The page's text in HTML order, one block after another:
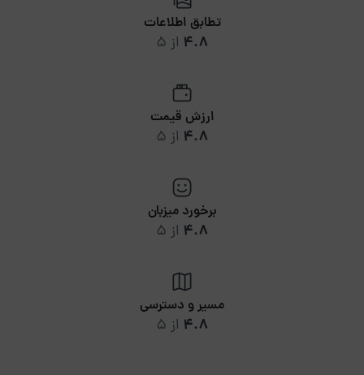
تطابق اطلاعات
4.8 از 5
ارزش قیمت
4.8 از 5
برخورد میزبان
4.8 از 5
مسیر و دسترسی
4.8 از 5